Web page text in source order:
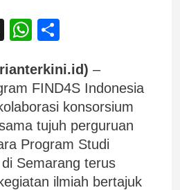
X WhatsApp
–
FIND4S Indonesia
konsorsium
tujuh perguruan
Program Studi
Semarang terus
ilmiah bertajuk